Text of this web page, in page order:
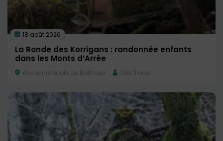
18 août 2026
La Ronde des Korrigans : randonnée enfants
dans les Monts d’Arrée
Ancienne école de Botmeur Dès 3 ans